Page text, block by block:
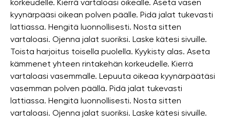
korkeudelle. Kierrä vartaloasi oikealle. Aseta vasen
kyynärpääsi oikean polven päälle. Pidä jalat tukevasti
lattiassa. Hengitä luonnollisesti. Nosta sitten
vartaloasi. Ojenna jalat suoriksi. Laske kätesi sivuille.
Toista harjoitus toisella puolella. Kyykisty alas. Aseta
kämmenet yhteen rintakehän korkeudelle. Kierrä
vartaloasi vasemmalle. Lepuuta oikeaa kyynärpäätäsi
vasemman polven päällä. Pidä jalat tukevasti
lattiassa. Hengitä luonnollisesti. Nosta sitten
vartaloasi. Ojenna jalat suoriksi. Laske kätesi sivuille.